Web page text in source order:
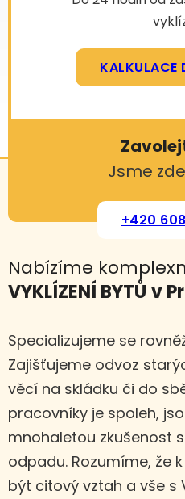
KALKULACE
Jsme
+420
Nabízíme
VYKLÍZENÍ BYTŮ v
Specializujeme se
Zajišťujeme odvoz
věcí na skládku či do
pracovníky je spoleh,
mnohaletou zkušenost
odpadu. Rozumíme, že
být citový vztah a vše